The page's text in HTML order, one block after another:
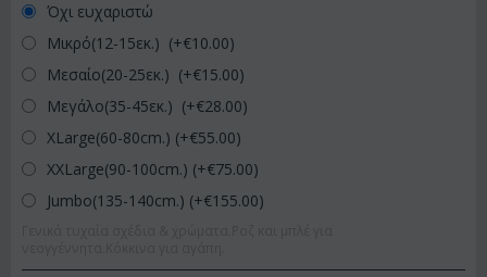
Όχι ευχαριστώ
Μικρό(12-15εκ.) (+€10.00)
Μεσαίο(20-25εκ.) (+€15.00)
Μεγάλο(35-45εκ.) (+€28.00)
XLarge(60-80cm.) (+€55.00)
XXLarge(90-100cm.) (+€75.00)
Jumbo(135-140cm.) (+€155.00)